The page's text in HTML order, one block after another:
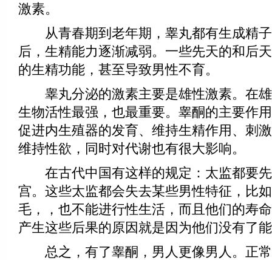
激素。
从青春期到老年期，睾丸都有生成精子
后，生精能力逐渐减弱。一些先天的和后
的生精功能，甚至导致男性不育。
睾丸分泌的激素主要是雄性激素。在雄
生物活性最强，也最重要。睾酮的主要作
促进内生殖器的发育、维持生精作用、刺
维持性欲，同时对代谢也有很大影响。
在古代中国有这样的规定：太监都要先
宫。这些太监都会失去某些男性特征，比
毛，，也不能进行性生活，而且他们的寿
产生这些后果的原因就是因为他们没有了
总之，有了睾酮，男人更像男人。正常